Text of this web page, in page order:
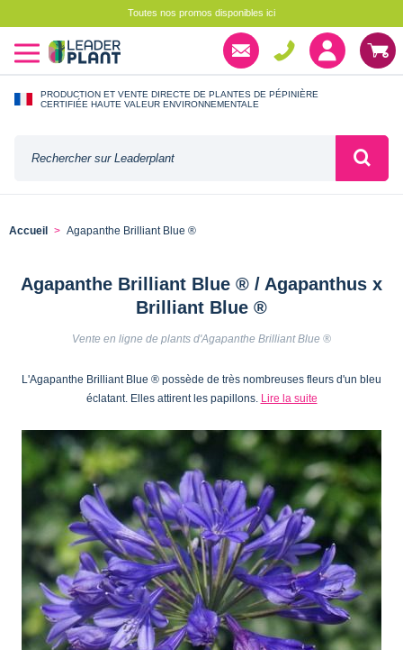
Toutes nos promos disponibles ici
PRODUCTION ET VENTE DIRECTE DE PLANTES DE PÉPINIÈRE
CERTIFIÉE HAUTE VALEUR ENVIRONNEMENTALE
Accueil Agapanthe Brilliant Blue ®
Agapanthe Brilliant Blue ® / Agapanthus x
Brilliant Blue ®
Vente en ligne de plants d'Agapanthe Brilliant Blue ®
L'Agapanthe Brilliant Blue ® possède de très nombreuses fleurs d'un bleu
éclatant. Elles attirent les papillons. Lire la suite